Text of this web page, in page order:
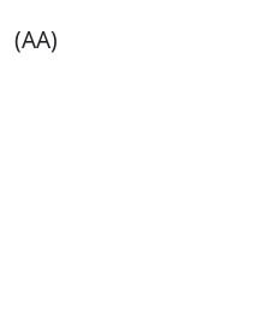
(AA)